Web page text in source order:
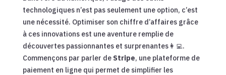
technologiques n’est pas seulement une option, c’est
une nécessité. Optimiser son chiffre d’affaires grâce
à ces innovations est une aventure remplie de
découvertes passionnantes et surprenantes👩‍💻.
Commençons par parler de Stripe, une plateforme de
paiement en ligne qui permet de simplifier les